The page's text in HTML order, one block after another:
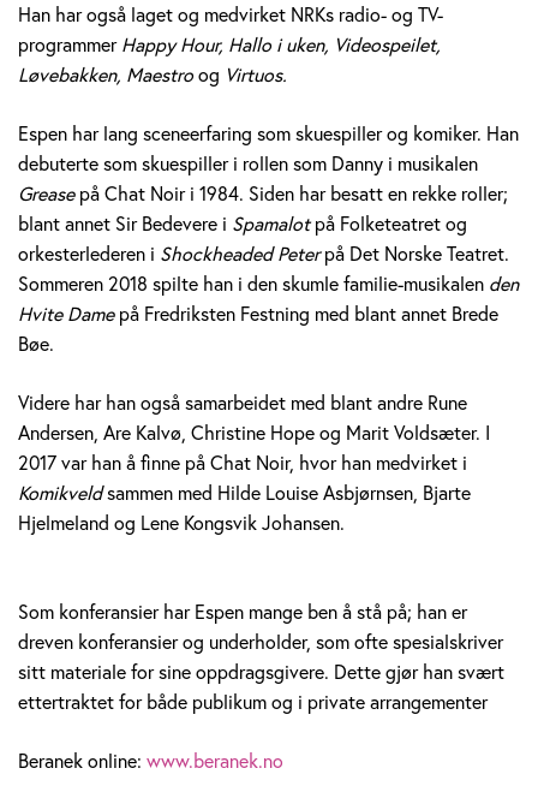
o
l
m
Han har også laget og medvirket NRKs radio- og TV-
programmerHappy Hour, Hallo i uken, Videospeilet,
Løvebakken, Maestroog Virtuos.
Espen har lang sceneerfaring som skuespiller og komiker. Han
debuterte som skuespiller i rollen som Danny i musikalen
Greasepå Chat Noir i 1984. Siden har besatt en rekke roller;
blant annet Sir Bedevere i Spamalotpå Folketeatret og
orkesterlederen i Shockheaded Peterpå Det Norske Teatret.
Sommeren 2018 spilte han i den skumle familie-musikalen den
Hvite Damepå Fredriksten Festning med blant annet Brede
Bøe.
Videre har han også samarbeidet med blant andre Rune
Andersen, Are Kalvø, Christine Hope og Marit Voldsæter. I
2017 var han å finne på Chat Noir, hvor han medvirket i
Komikveldsammen med Hilde Louise Asbjørnsen, Bjarte
Hjelmeland og Lene Kongsvik Johansen.
Som konferansier har Espen mange ben å stå på; han er
dreven konferansier og underholder, som ofte spesialskriver
sitt materiale for sine oppdragsgivere. Dette gjør han svært
ettertraktet for både publikum og i private arrangementer
Beranek online: www.beranek.no